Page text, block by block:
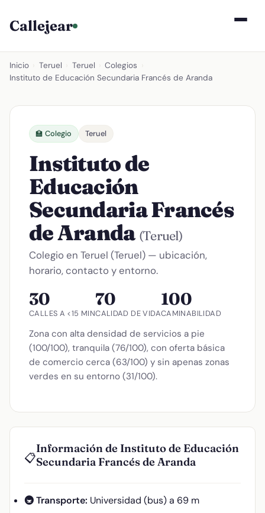
Callejear
Inicio Teruel Teruel Colegios
Instituto de Educación Secundaria Francés de Aranda
🏫 Colegio Teruel
Instituto de
Educación
Secundaria Francés
de Aranda (Teruel)
Colegio en Teruel (Teruel) — ubicación,
horario, contacto y entorno.
30
CALLES A <15 MIN
70
CALIDAD DE VIDA
100
CAMINABILIDAD
Zona con alta densidad de servicios a pie
(100/100), tranquila (76/100), con oferta básica
de comercio cerca (63/100) y sin apenas zonas
verdes en su entorno (31/100).
📋
Información de Instituto de Educación
Secundaria Francés de Aranda
🚇 Transporte: Universidad (bus) a 69 m